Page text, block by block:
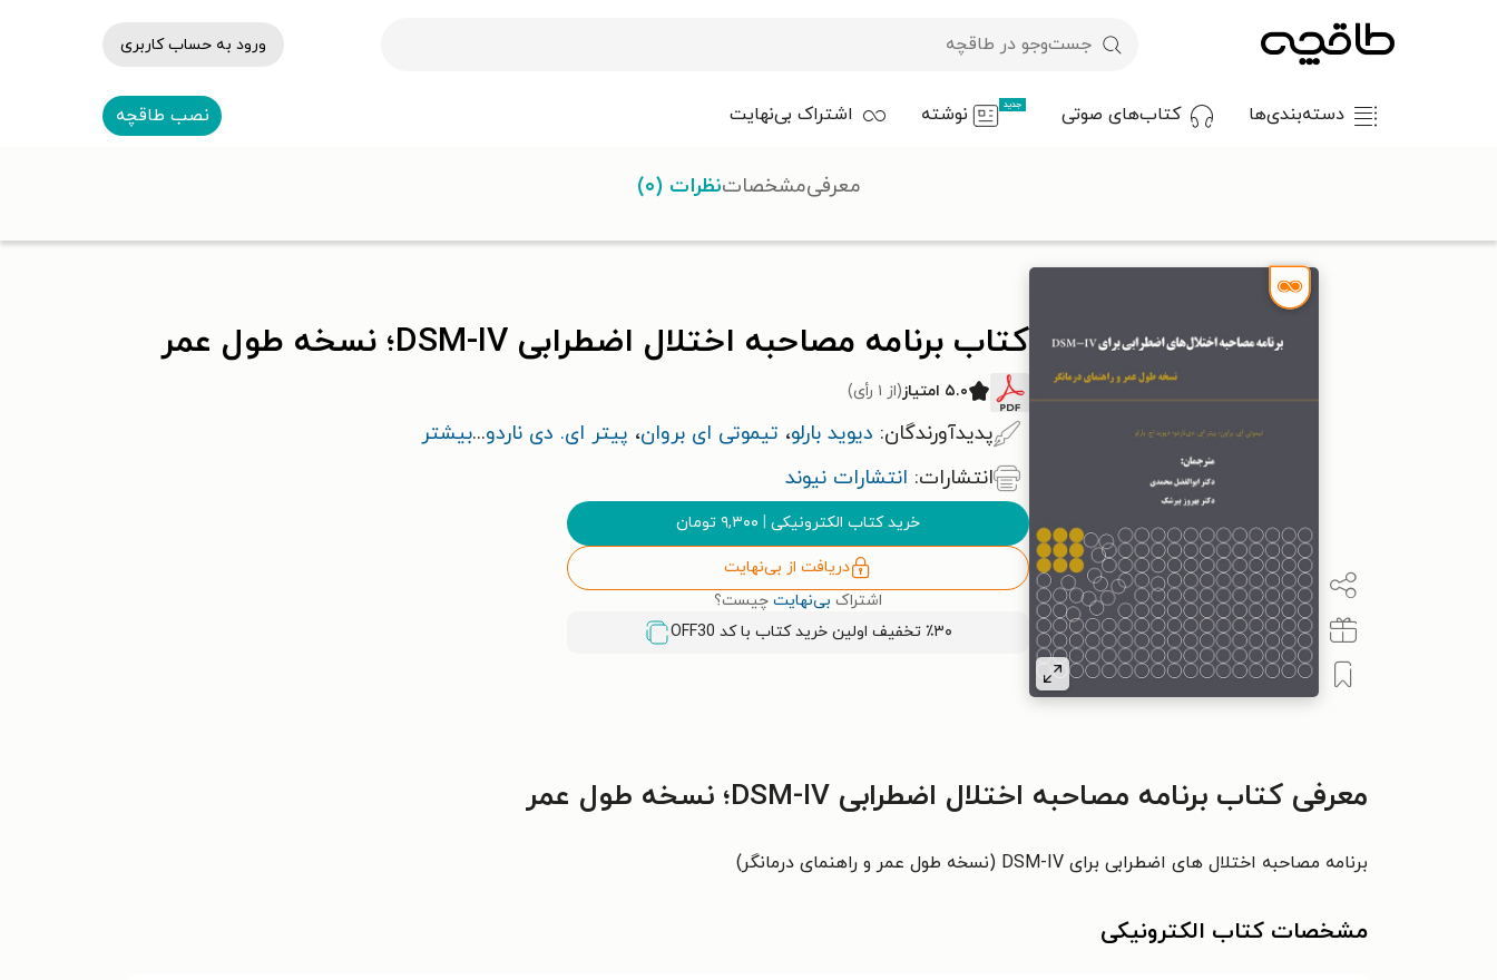
ورود به حساب کاربری
دسته‌بندی‌ها کتاب‌های صوتی جدید نوشته اشتراک بی‌نهایت نصب طاقچه
کتاب برنامه مصاحبه اختلال اضطرابی DSM-IV؛ نسخه طول عمر
۵.۰ امتیاز (از ۱ رأی)
پدیدآورندگان: دیوید بارلو، تیموتی ای بروان، پیتر ای. دی ناردو...بیشتر
انتشارات: انتشارات نیوند
خرید کتاب الکترونیکی ۹,۳۰۰ تومان
دریافت از بی‌نهایت
اشتراک بی‌نهایت چیست؟
٪۳۰ تخفیف اولین خرید کتاب با کد
OFF30
معرفیمشخصاتنظرات (۰)
معرفی کتاب برنامه مصاحبه اختلال اضطرابی DSM-IV؛ نسخه طول عمر
برنامه مصاحبه اختلال های اضطرابی برای DSM-IV (نسخه طول عمر و راهنمای درمانگر)
مشخصات کتاب الکترونیکی